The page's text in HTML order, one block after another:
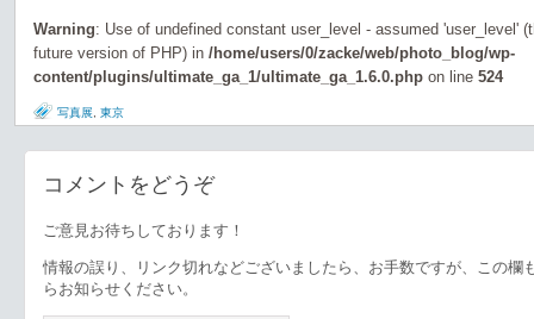
Warning: Use of undefined constant user_level - assumed 'user_level'
future version of PHP) in /home/users/0/zacke/web/photo_blog/wp-
content/plugins/ultimate_ga_1/ultimate_ga_1.6.0.php on line 524
写真展 東京
コメントをどうぞ
ご意見お待ちしております！
情報の誤り、リンク切れなどございましたら、お手数ですが、この欄
らお知らせください。